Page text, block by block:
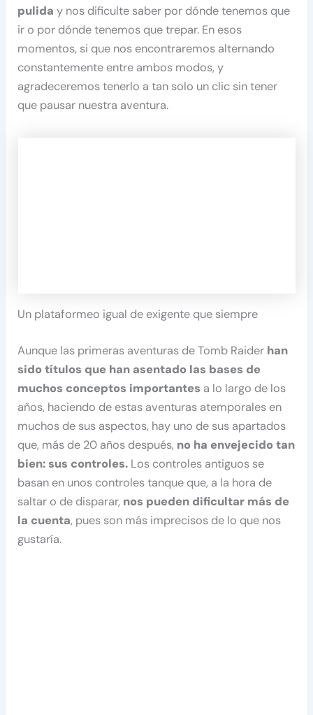
pulida y nos dificulte saber por dónde tenemos que
ir o por dónde tenemos que trepar. En esos
momentos, si que nos encontraremos alternando
constantemente entre ambos modos, y
agradeceremos tenerlo a tan solo un clic sin tener
que pausar nuestra aventura.
Un plataformeo igual de exigente que siempre
Aunque las primeras aventuras de Tomb Raider han
sido títulos que han asentado las bases de
muchos conceptos importantes a lo largo de los
años, haciendo de estas aventuras atemporales en
muchos de sus aspectos, hay uno de sus apartados
que, más de 20 años después, no ha envejecido tan
bien: sus controles. Los controles antiguos se
basan en unos controles tanque que, a la hora de
saltar o de disparar, nos pueden dificultar más de
la cuenta, pues son más imprecisos de lo que nos
gustaría.